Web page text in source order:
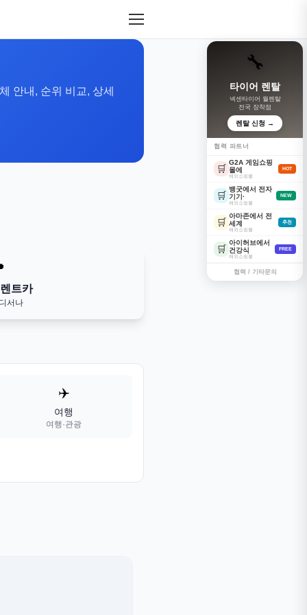
안내, 순위 비교, 상세
트카
서나
✈️
여행
여행·관광
🔧
타이어 렌탈
넥센타이어 월렌탈
전국 장착점
렌탈 신청 →
협력 파트너
🛒
G2A 게임쇼핑
몰에
해외쇼핑몰
HOT
🛒
뱅굿에서 전자
기기·
해외쇼핑몰
NEW
🛒
아마존에서 전
세계
해외쇼핑몰
추천
🛒
아이허브에서
건강식
해외쇼핑몰
FREE
협력 / 기타문의